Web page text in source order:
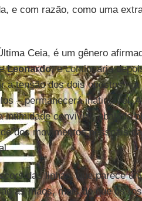
e com razão, como uma
Ceia, é um gênero
Leonardo, e continuaria
a tensão dos dois opostos – a
– permanecerá inatingível.
convivial, abalada
dos movimentos pessoais
das linhas, que parece
as mãos, mais do que os